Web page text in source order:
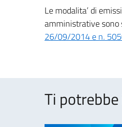
Le modalita’ di
amministrative sono
26/09/2014 e n.
Ti